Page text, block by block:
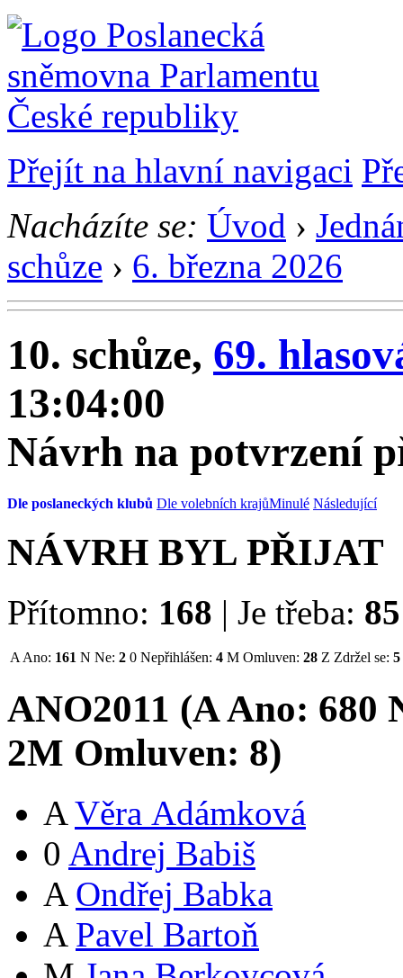
Přejít na hlavní navigaci
Nacházíte se: Úvod ›
schůze › 6. března 2026
10. schůze, 69.
13:04:00
Návrh na potvrzení
Dle poslaneckých klubů Dle volebních krajůMinulé Následující
NÁVRH BYL PŘIJAT
Přítomno: 168 | Je třeba: 85
A Ano: 161 N Ne: 2 0 Nepřihlášen: 4 M Omluven: 28 Z Zdržel se: 5
ANO2011 (AAno: 680
2M Omluven: 8)
A Věra Adámková
0 Andrej Babiš
A Ondřej Babka
A Pavel Bartoň